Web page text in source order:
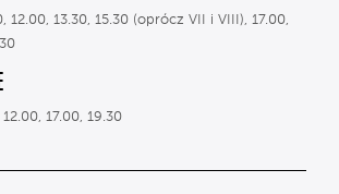
12.00, 13.30, 15.30 (oprócz VII i VIII), 17.00,
17.00, 19.30